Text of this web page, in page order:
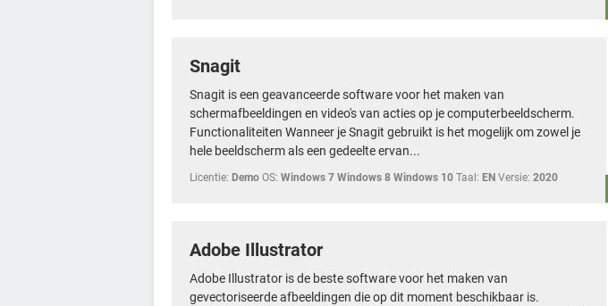
Snagit
Snagit is een geavanceerde software voor het maken van
schermafbeeldingen en video's van acties op je computerbeeldscherm.
Functionaliteiten Wanneer je Snagit gebruikt is het mogelijk om zowel je
hele beeldscherm als een gedeelte ervan...
Licentie: Demo OS: Windows 7 Windows 8 Windows 10 Taal: EN Versie: 2020
Adobe Illustrator
Adobe Illustrator is de beste software voor het maken van
gevectoriseerde afbeeldingen die op dit moment beschikbaar is.